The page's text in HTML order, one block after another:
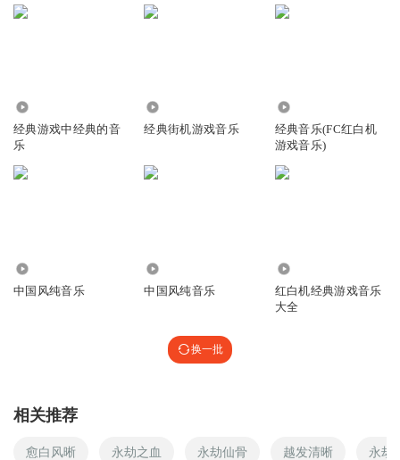
经典游戏中经典的音
乐
经典街机游戏音乐
经典音乐(FC红白机
游戏音乐)
中国风纯音乐 中国风纯音乐
红白机经典游戏音乐
大全
换一批
相关推荐
愈白风晰 永劫之血 永劫仙骨 越发清晰 永劫